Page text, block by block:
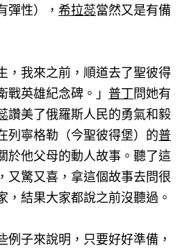
彈性）， 希拉蕊當然又是有備
，我來之前，順道去了聖彼得
英雄紀念碑。」 普丁問她有
讚美了俄羅斯人民的勇氣和毅
列寧格勒（今聖彼得堡）的普
於他父母的動人故事。聽了這
，又驚又喜，拿這個故事去問很
，結果大家都說之前沒聽過。
例子來說明，只要好好準備，